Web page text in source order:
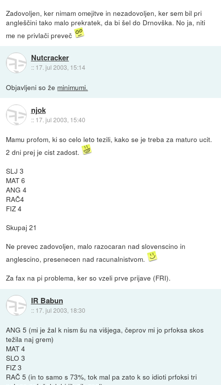
Zadovoljen, ker nimam omejitve in nezadovoljen, ker sem bil pri
angleščini tako malo prekratek, da bi šel do Drnovška. No ja, niti
me ne privlači preveč
Nutcracker
:: 17. jul 2003, 15:14
Objavljeni so že minimumi.
njok
:: 17. jul 2003, 15:40
Mamu profom, ki so celo leto tezili, kako se je treba za maturo ucit.
2 dni prej je cist zadost.
SLJ 3
MAT 6
ANG 4
RAČ4
FIZ 4
Skupaj 21
Ne prevec zadovoljen, malo razocaran nad slovenscino in
anglescino, presenecen nad racunalnistvom.
Za fax na pi problema, ker so vzeli prve prijave (FRI).
IR Babun
:: 17. jul 2003, 18:30
ANG 5 (mi je žal k nism šu na višjega, čeprov mi jo prfoksa skos
težila naj grem)
MAT 4
SLO 3
FIZ 3
RAČ 5 (in to samo s 73%, tok mal pa zato k so idioti prfoksi tri